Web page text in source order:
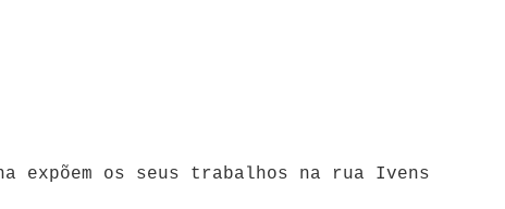
expõem os seus trabalhos na rua Ivens